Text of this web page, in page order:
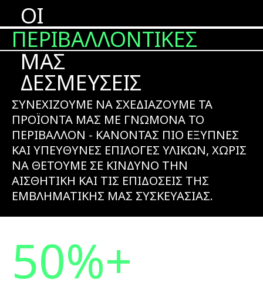
ΟΙ
ΠΕΡΙΒΑΛΛΟΝΤΙΚΕΣ
ΜΑΣ
ΔΕΣΜΕΥΣΕΙΣ
ΣΥΝΕΧΙΖΟΥΜΕ ΝΑ ΣΧΕΔΙΑΖΟΥΜΕ ΤΑ
ΠΡΟΪΟΝΤΑ ΜΑΣ ΜΕ ΓΝΩΜΟΝΑ ΤΟ
ΠΕΡΙΒΑΛΛΟΝ - ΚΑΝΟΝΤΑΣ ΠΙΟ ΕΞΥΠΝΕΣ
ΚΑΙ ΥΠΕΥΘΥΝΕΣ ΕΠΙΛΟΓΕΣ ΥΛΙΚΩΝ, ΧΩΡΙΣ
ΝΑ ΘΕΤΟΥΜΕ ΣΕ ΚΙΝΔΥΝΟ ΤΗΝ
ΑΙΣΘΗΤΙΚΗ ΚΑΙ ΤΙΣ ΕΠΙΔΟΣΕΙΣ ΤΗΣ
ΕΜΒΛΗΜΑΤΙΚΗΣ ΜΑΣ ΣΥΣΚΕΥΑΣΙΑΣ.
50%+